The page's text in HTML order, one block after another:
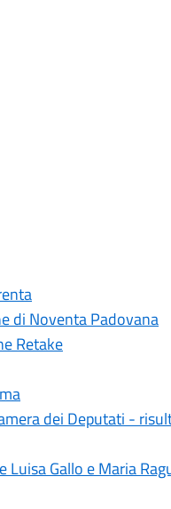
di Noventa Padovana
Retake
dei Deputati -
Gallo e Maria